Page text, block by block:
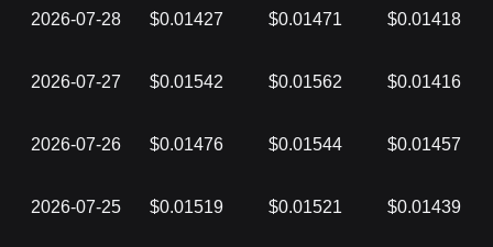
2026-07-28 $0.01427 $0.01471 $0.01418
2026-07-27 $0.01542 $0.01562 $0.01416
2026-07-26 $0.01476 $0.01544 $0.01457
2026-07-25 $0.01519 $0.01521 $0.01439